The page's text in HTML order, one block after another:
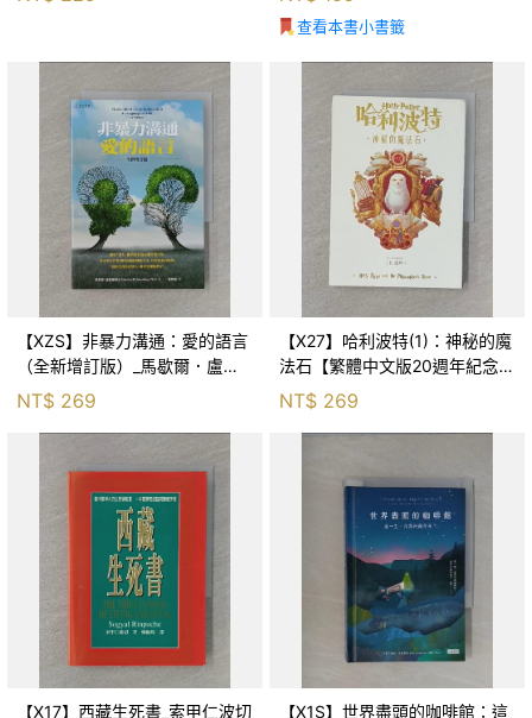
查看本書小書籤
【XZS】非暴力溝通：愛的語言
（全新增訂版）_馬歇爾．盧森
堡, 蕭寶森
NT$ 269
【X27】哈利波特(1)：神秘的魔
法石【繁體中文版20週年紀念】
NT$ 269
【X17】西藏生死書_索甲仁波切
【X1S】世界盡頭的咖啡館：這